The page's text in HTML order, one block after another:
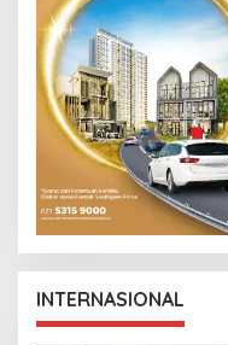
L
I
K
INTERNASIONAL